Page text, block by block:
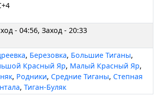
- 04:56, Заход - 20:33
, Березовка, Большие Тиганы,
Красный Яр, Малый Красный Яр,
, Родники, Средние Тиганы, Степная
,Тиган-Буляк